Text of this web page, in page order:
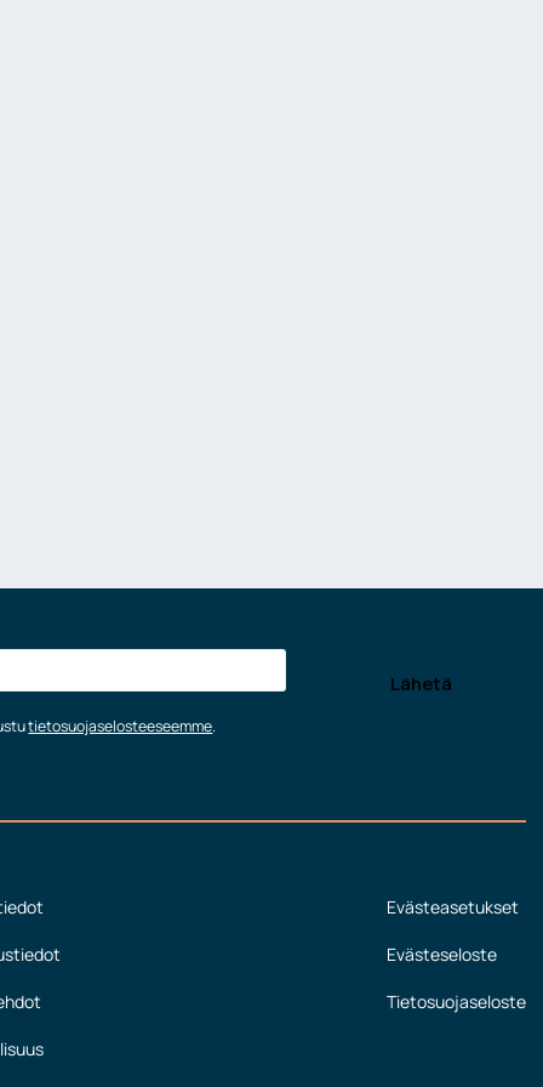
tietosuojaselosteeseemme.
Evästeasetukset
Evästeseloste
Tietosuojaseloste